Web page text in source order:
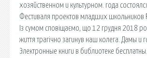
хозяйственном и культурном. года
Фестиваля проектов младших школьников
Із сумом сповіщаємо, що 12 грудня 2018
життя трагічно загинув наш колега. Дамы и
Электронные книги в библиотеке